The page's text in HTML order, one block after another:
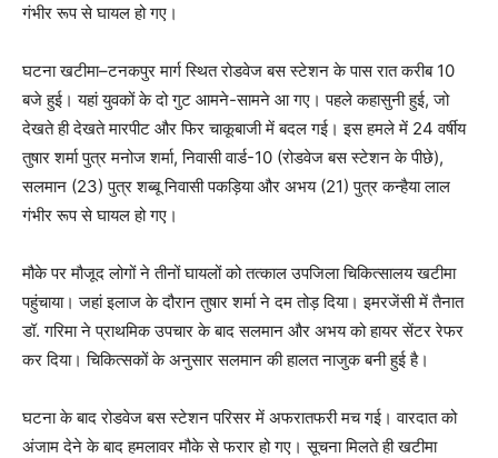
गंभीर रूप से घायल हो गए।
घटना खटीमा–टनकपुर मार्ग स्थित रोडवेज बस स्टेशन के पास रात करीब 10
बजे हुई। यहां युवकों के दो गुट आमने-सामने आ गए। पहले कहासुनी हुई, जो
देखते ही देखते मारपीट और फिर चाकूबाजी में बदल गई। इस हमले में 24 वर्षीय
तुषार शर्मा पुत्र मनोज शर्मा, निवासी वार्ड-10 (रोडवेज बस स्टेशन के पीछे),
सलमान (23) पुत्र शब्बू निवासी पकड़िया और अभय (21) पुत्र कन्हैया लाल
गंभीर रूप से घायल हो गए।
मौके पर मौजूद लोगों ने तीनों घायलों को तत्काल उपजिला चिकित्सालय खटीमा
पहुंचाया। जहां इलाज के दौरान तुषार शर्मा ने दम तोड़ दिया। इमरजेंसी में तैनात
डॉ. गरिमा ने प्राथमिक उपचार के बाद सलमान और अभय को हायर सेंटर रेफर
कर दिया। चिकित्सकों के अनुसार सलमान की हालत नाजुक बनी हुई है।
घटना के बाद रोडवेज बस स्टेशन परिसर में अफरातफरी मच गई। वारदात को
अंजाम देने के बाद हमलावर मौके से फरार हो गए। सूचना मिलते ही खटीमा